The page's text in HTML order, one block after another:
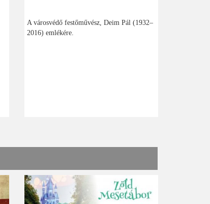
A városvédő festőművész, Deim Pál (1932–
2016) emlékére.